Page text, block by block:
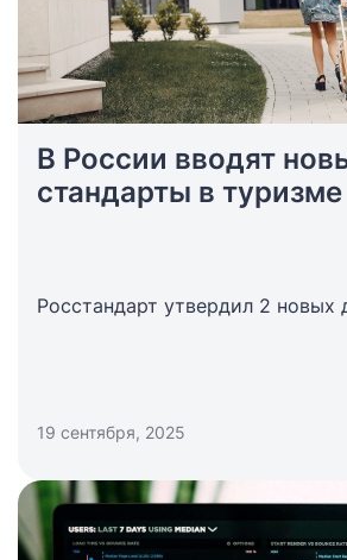
В России вводят
стандарты в туризме
Росстандарт утвердил 2 новых
19 сентября, 2025